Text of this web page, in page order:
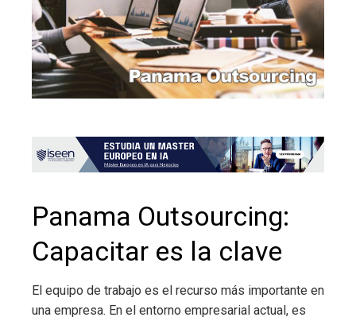
Panama Outsourcing:
Capacitar es la clave
El equipo de trabajo es el recurso más importante en
una empresa. En el entorno empresarial actual, es